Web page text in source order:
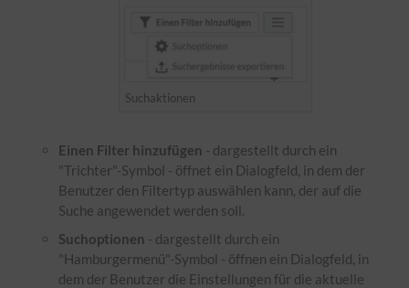
Suchaktionen
Einen Filter hinzufügen - dargestellt durch ein
"Trichter"-Symbol - öffnet ein Dialogfeld, in dem der
Benutzer den Filtertyp auswählen kann, der auf die
Suche angewendet werden soll.
Suchoptionen - dargestellt durch ein
"Hamburgermenü"-Symbol - öffnen ein Dialogfeld, in
dem der Benutzer die Einstellungen für die aktuelle